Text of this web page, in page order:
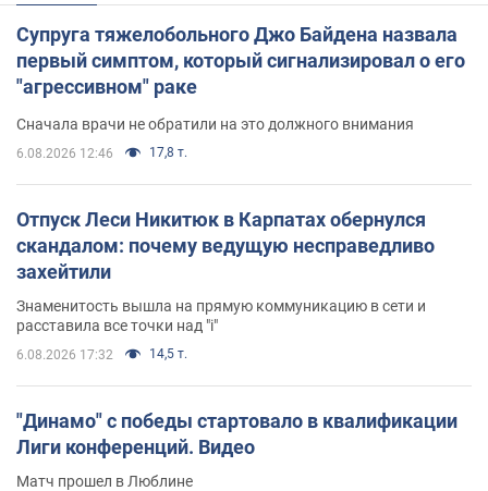
Супруга тяжелобольного Джо Байдена назвала
первый симптом, который сигнализировал о его
"агрессивном" раке
Сначала врачи не обратили на это должного внимания
6.08.2026 12:46 17,8 т.
Отпуск Леси Никитюк в Карпатах обернулся
скандалом: почему ведущую несправедливо
захейтили
Знаменитость вышла на прямую коммуникацию в сети и
расставила все точки над "i"
6.08.2026 17:32 14,5 т.
"Динамо" с победы стартовало в квалификации
Лиги конференций. Видео
Матч прошел в Люблине